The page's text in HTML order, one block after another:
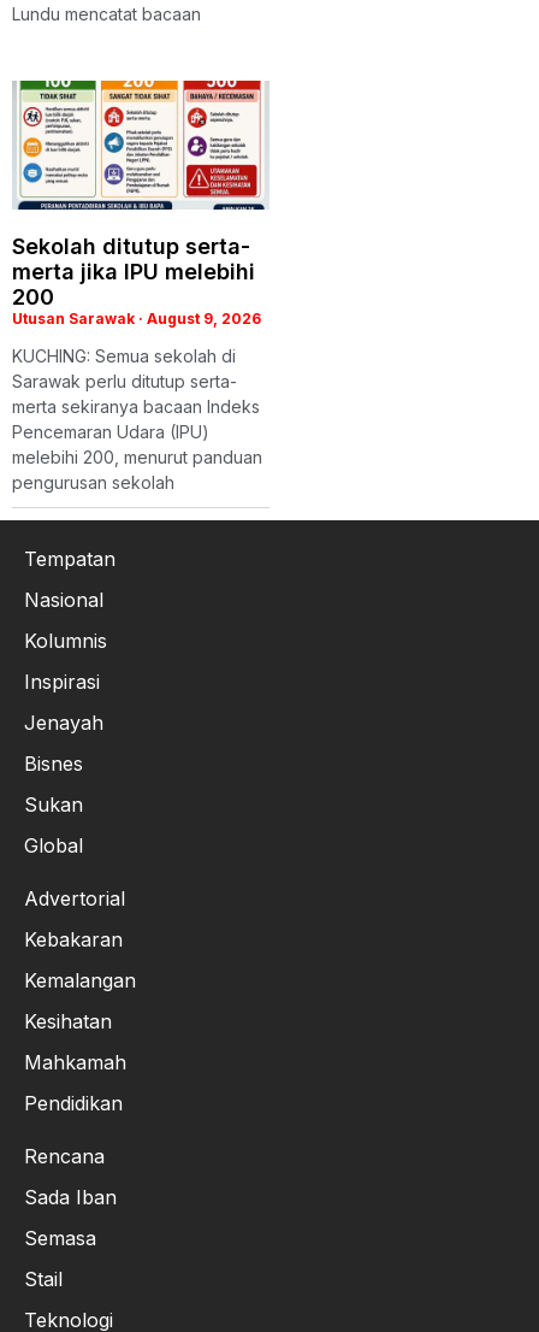
Lundu mencatat bacaan
Sekolah ditutup serta-
merta jika IPU melebihi
200
Utusan Sarawak August 9, 2026
KUCHING: Semua sekolah di
Sarawak perlu ditutup serta-
merta sekiranya bacaan Indeks
Pencemaran Udara (IPU)
melebihi 200, menurut panduan
pengurusan sekolah
Tempatan
Nasional
Kolumnis
Inspirasi
Jenayah
Bisnes
Sukan
Global
Advertorial
Kebakaran
Kemalangan
Kesihatan
Mahkamah
Pendidikan
Rencana
Sada Iban
Semasa
Stail
Teknologi